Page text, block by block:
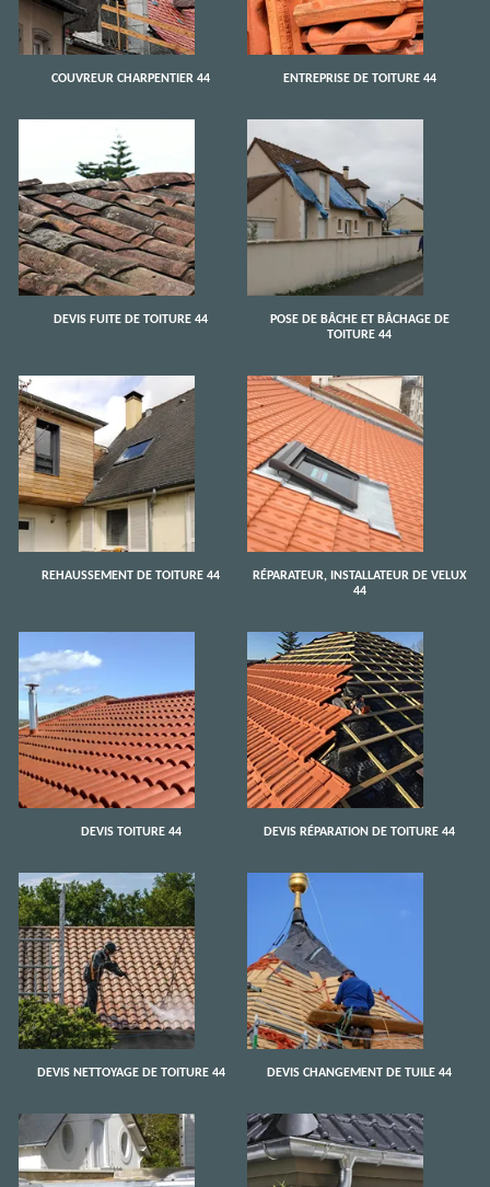
COUVREUR CHARPENTIER 44 ENTREPRISE DE TOITURE 44
DEVIS FUITE DE TOITURE 44
POSE DE BÂCHE ET BÂCHAGE DE
TOITURE 44
REHAUSSEMENT DE TOITURE 44
RÉPARATEUR, INSTALLATEUR DE VELUX
44
DEVIS TOITURE 44 DEVIS RÉPARATION DE TOITURE 44
DEVIS NETTOYAGE DE TOITURE 44 DEVIS CHANGEMENT DE TUILE 44